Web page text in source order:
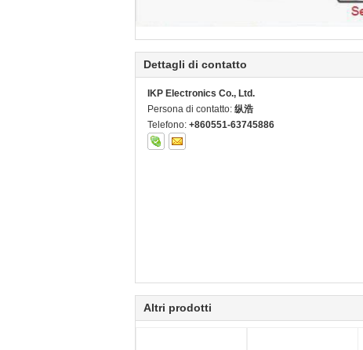
Dettagli di contatto
IKP Electronics Co., Ltd.
Persona di contatto: 纵浩
Telefono: +860551-63745886
Altri prodotti